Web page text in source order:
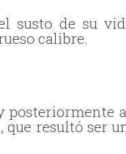
susto de su
calibre.
resultó ser